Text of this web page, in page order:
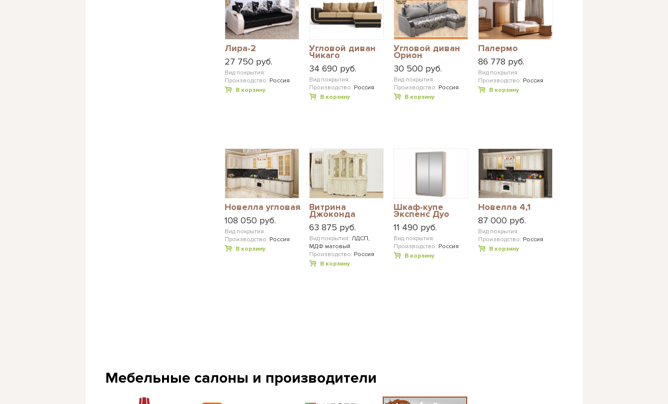
Лира-2
27 750 руб.
Вид покрытия:
Производство: Россия
В корзину
Угловой диван
Чикаго
34 690 руб.
Вид покрытия:
Производство: Россия
В корзину
Угловой диван
Орион
30 500 руб.
Вид покрытия:
Производство: Россия
В корзину
Палермо
86 778 руб.
Вид покрытия:
Производство: Россия
В корзину
Новелла угловая
108 050 руб.
Вид покрытия:
Производство: Россия
В корзину
Витрина
Джоконда
63 875 руб.
Вид покрытия: ЛДСП,
МДФ матовый
Производство: Россия
В корзину
Шкаф-купе
Экспенс Дуо
11 490 руб.
Вид покрытия:
Производство: Россия
В корзину
Новелла 4,1
87 000 руб.
Вид покрытия:
Производство: Россия
В корзину
Мебельные салоны и производители